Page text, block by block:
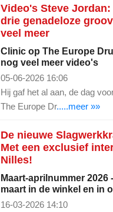
Video's Steve
drie genadeloze
veel meer
Clinic op The Europe
nog veel meer video's
05-06-2026 16:06
Hij gaf het al aan, de dag
The Europe Dr.....meer »»
De nieuwe
Met een exclusief
Nilles!
Maart-aprilnummer 2026
maart in de winkel en in
16-03-2026 14:10